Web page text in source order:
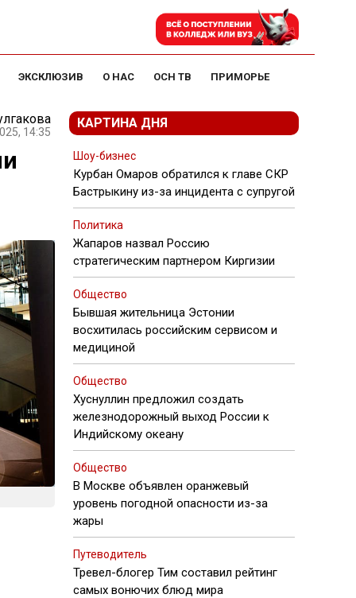
ЭКСКЛЮЗИВ О НАС ОСН ТВ ПРИМОРЬЕ
14:35
КАРТИНА ДНЯ
Шоу-бизнес
Курбан Омаров обратился к главе СКР
Бастрыкину из-за инцидента с супругой
Политика
Жапаров назвал Россию
стратегическим партнером Киргизии
Общество
Бывшая жительница Эстонии
восхитилась российским сервисом и
медициной
Общество
Хуснуллин предложил создать
железнодорожный выход России к
Индийскому океану
Общество
В Москве объявлен оранжевый
уровень погодной опасности из-за
жары
Путеводитель
Тревел-блогер Тим составил рейтинг
самых вонючих блюд мира